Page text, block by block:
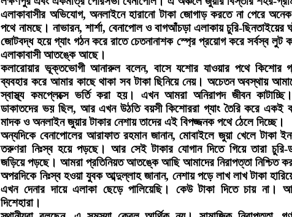
এলাকাবাসীর অভিযোগ, অনলাইনে হারানো টাকা জোগাড় করতে না পেরে
পথে নামছে। নাভারন, শার্শা, বেনাপোল ও বাগআঁচড়া এলাকায় চুরি-ছিনতাইয়ের
জোটবদ্ধ হয়ে গ্যাং গঠন করে রাতে চেতনানাশক স্প্রে প্রয়োগ করে সর্বস্ব লুট
এলাকাবাসী আতঙ্কে আছে।
কলারোয়ার ভূক্তভোগী আনারুল বলেন, বাসে যশোর যাওয়ার পথে কিশোর
ব্যবহার করে আমার কাছে থাকা সব টাকা ছিনিয়ে নেয়। অচেতন অবস্থায়
স্বাস্থ্য কমপ্লেক্সে ভর্তি করা হয়। এখন আমরা অনিরাপদ জীবন
ডাকাতদের ভয় ছিল, আর এখন উঠতি বয়সী কিশোররা গ্যাং তৈরি করে একই
মাদক ও অনলাইন জুয়ার টাকার নেশায় তাদের এই বিপজ্জনক পথে ঠেলে দিচ্ছে।
অন্যদিকে বেনাপোলের আরাফাত রহমান জানান, মোবাইলে জুয়া খেলে টাকা
তরুণরা নিঃস্ব হয়ে পড়ছে। আর সেই টাকার যোগান দিতে গিয়ে তারা চুরি-
জড়িয়ে পড়ছে। আমরা প্রতিনিয়ত আতঙ্কে আছি আমাদের নিরাপত্তা নিশ্চিত
অপরদিকে নিঃস্ব হওয়া যুবক আব্দুল্লাহ জানান, নেশায় পড়ে লাখ লাখ টাকা
এখন দেনার দায়ে এলাকা ছেড়ে পালিয়েছি। কেউ টাকা দিতে চায় না।
দিশেহারা।